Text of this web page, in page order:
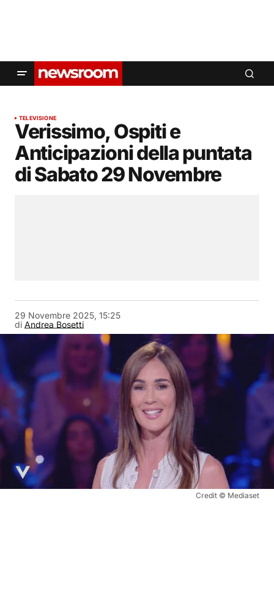
TELEVISIONE
Verissimo, Ospiti e
Anticipazioni della puntata
di Sabato 29 Novembre
di Andrea Bosetti
29 Novembre 2025, 15:25
Credit © Mediaset